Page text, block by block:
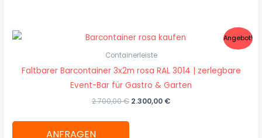
Angebot!
Containerleiste
Faltbarer Barcontainer 3x2m rosa RAL 3014 | zerlegbare
Event-Bar für Gastro & Garten
2.700,00€
Ursprünglicher
Preis
war:
2.300,00 €
Aktueller
Preis
ANFRAGEN